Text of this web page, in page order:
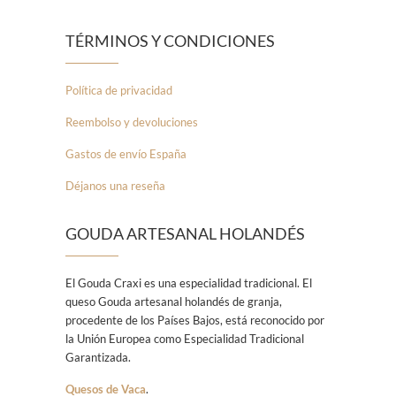
TÉRMINOS Y CONDICIONES
Política de privacidad
Reembolso y devoluciones
Gastos de envío España
Déjanos una reseña
GOUDA ARTESANAL HOLANDÉS
El Gouda Craxi es una especialidad tradicional. El
queso Gouda artesanal holandés de granja,
procedente de los Países Bajos, está reconocido por
la Unión Europea como Especialidad Tradicional
Garantizada.
Quesos de Vaca.